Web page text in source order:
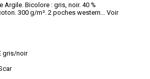
Argile. Bicolore : gris, noir. 40 %
300 g/m². 2 poches western...
Voir
gris/noir